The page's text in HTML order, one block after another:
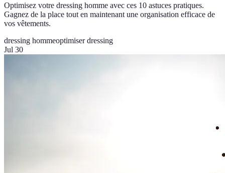
Optimisez votre dressing homme avec ces 10 astuces pratiques.
Gagnez de la place tout en maintenant une organisation efficace de
vos vêtements.
dressing hommeoptimiser dressing
Jul 30